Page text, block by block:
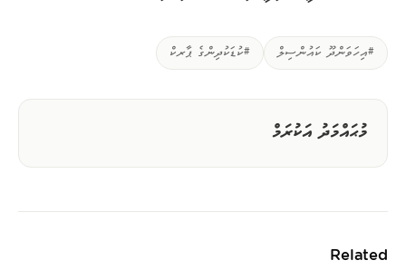
#އިހަވަންދޫ ކައުންސިލް #ކުޑަކުދިންގެ ޕާރކް
މުޙައްމަދު އަކުރަމް
Related